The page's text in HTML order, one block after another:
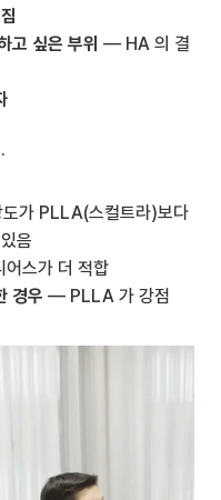
고 싶은 부위 — HA 의 결
가 PLLA(스컬트라)보다
음
스가 더 적합
경우 — PLLA 가 강점